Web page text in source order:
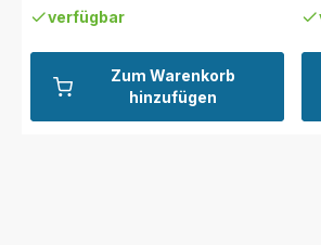
Zum Warenkorb
hinzufügen
verfügbar